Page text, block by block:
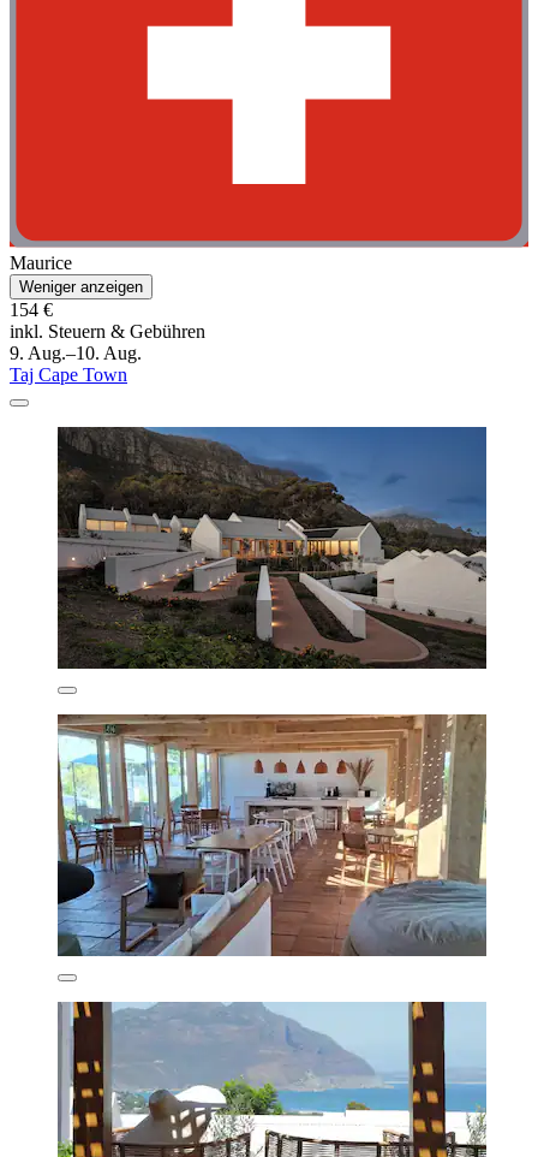
Maurice
Weniger anzeigen
154 €
inkl. Steuern & Gebühren
9. Aug.–10. Aug.
Taj Cape Town